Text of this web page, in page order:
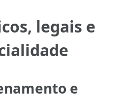
legais e
e